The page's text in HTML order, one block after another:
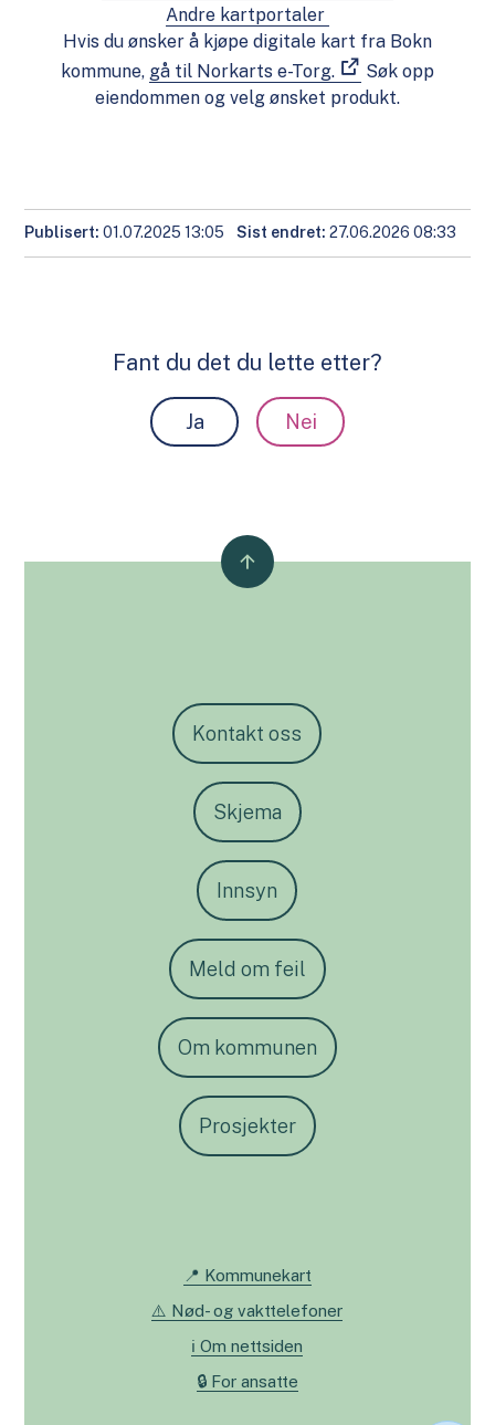
Andre kartportaler
Hvis du ønsker å kjøpe digitale kart fra Bokn
kommune, gå til Norkarts e-Torg.
Søk opp
eiendommen og velg ønsket produkt.
Publisert 01.07.2025 13:05 Sist endret 27.06.2026 08:33
Fant du det du lette etter?
Ja Nei
Kontakt oss
Skjema
Innsyn
Meld om feil
Om kommunen
Prosjekter
📍 Kommunekart
⚠️ Nød- og vakttelefoner
ℹ️ Om nettsiden
🔒 For ansatte